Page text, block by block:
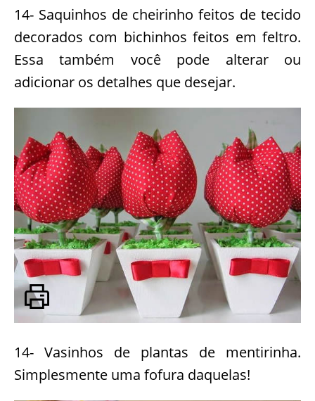
14- Saquinhos de cheirinho feitos de tecido
decorados com bichinhos feitos em feltro.
Essa também você pode alterar ou
adicionar os detalhes que desejar.
14- Vasinhos de plantas de mentirinha.
Simplesmente uma fofura daquelas!